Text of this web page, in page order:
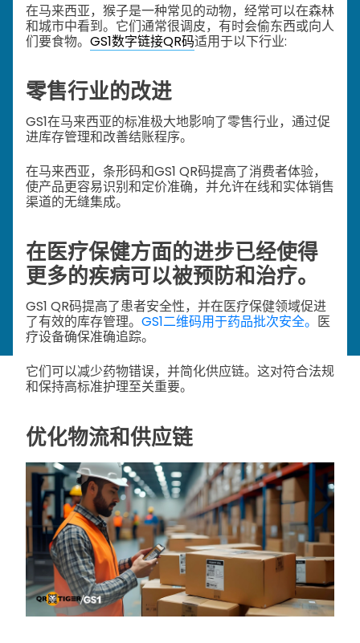
在马来西亚，猴子是一种常见的动物，经常可以在森林
和城市中看到。它们通常很调皮，有时会偷东西或向人
们要食物。 GS1数字链接QR码适用于以下行业:
零售行业的改进
GS1在马来西亚的标准极大地影响了零售行业，通过促
进库存管理和改善结账程序。
在马来西亚，条形码和GS1 QR码提高了消费者体验，
使产品更容易识别和定价准确，并允许在线和实体销售
渠道的无缝集成。
在医疗保健方面的进步已经使得
更多的疾病可以被预防和治疗。
GS1 QR码提高了患者安全性，并在医疗保健领域促进
了有效的库存管理。 GS1二维码用于药品批次安全。 医
疗设备确保准确追踪。
它们可以减少药物错误，并简化供应链。这对符合法规
和保持高标准护理至关重要。
优化物流和供应链